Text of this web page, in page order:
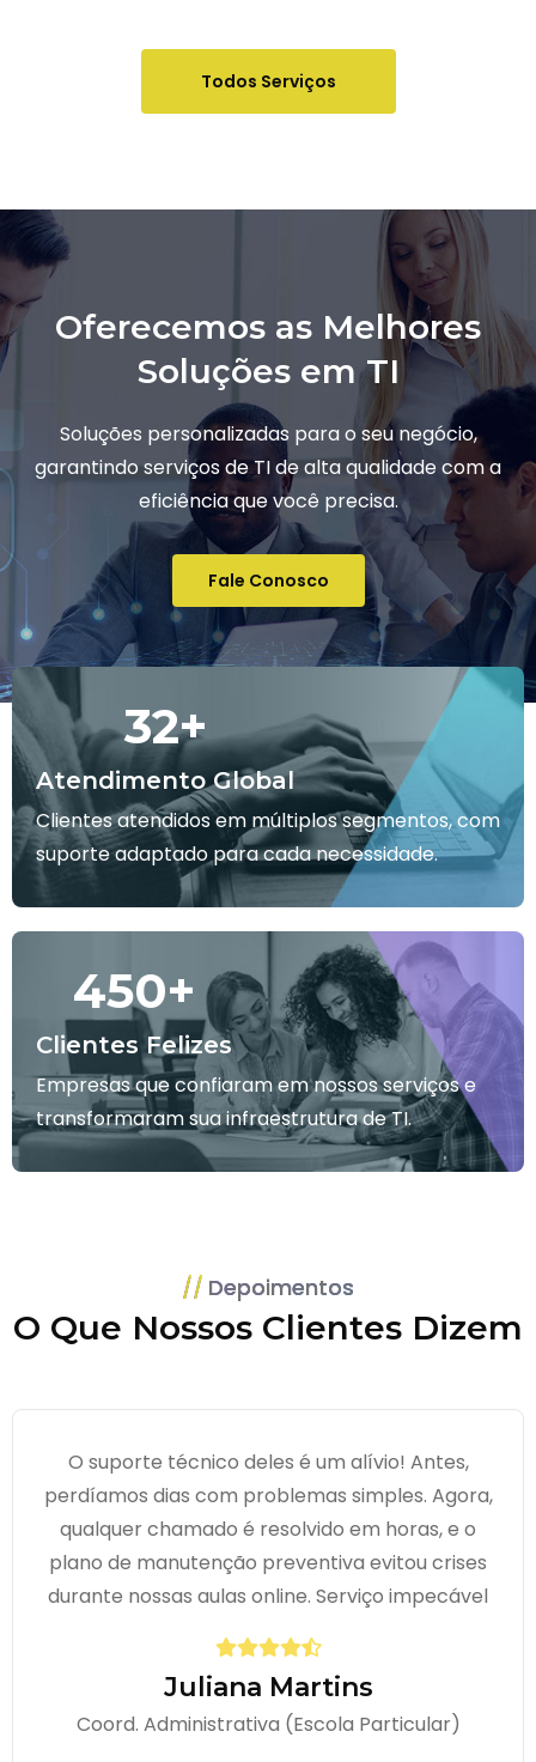
Todos Serviços
Oferecemos as Melhores
Soluções em TI
Soluções personalizadas para o seu negócio,
garantindo serviços de TI de alta qualidade com a
eficiência que você precisa.
Fale Conosco
Atendimento Global
32+
Clientes atendidos em múltiplos segmentos, com
suporte adaptado para cada necessidade.
Clientes Felizes
450+
Empresas que confiaram em nossos serviços e
transformaram sua infraestrutura de TI.
Depoimentos
O Que Nossos Clientes Dizem
O suporte técnico deles é um alívio! Antes,
perdíamos dias com problemas simples. Agora,
qualquer chamado é resolvido em horas, e o
plano de manutenção preventiva evitou crises
durante nossas aulas online. Serviço impecável
Juliana Martins
Coord. Administrativa (Escola Particular)